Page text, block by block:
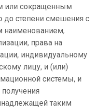
или сокращенным
до степени смешения с
права на
индивидуальному
лицу, и (или)
системы, и
таким